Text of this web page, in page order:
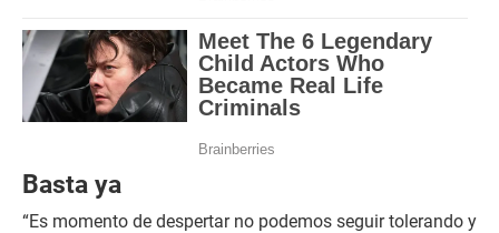
Basta ya
“Es momento de despertar no podemos seguir tolerando y